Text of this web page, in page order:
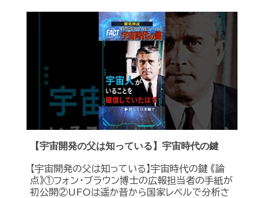
【宇宙開発の父は知っている】宇宙時代の鍵
【宇宙開発の父は知っている】宇宙時代の鍵 《論
点》①フォン・ブラウン博士の広報担当者の手紙が
初公開②UFOは遥か昔から国家レベルで分析さ